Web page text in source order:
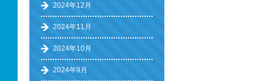
2024年12月
2024年11月
2024年10月
2024年9月